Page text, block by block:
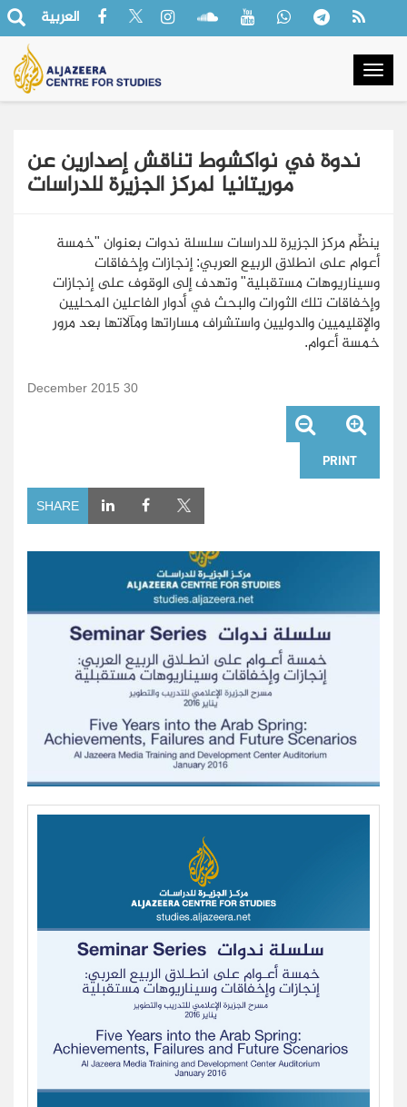
العربية
ندوة في نواكشوط تناقش إصدارين عن
موريتانيا لمركز الجزيرة للدراسات
ينظِّم مركز الجزيرة للدراسات سلسلة ندوات بعنوان "خمسة
أعوام على انطلاق الربيع العربي: إنجازات وإخفاقات
وسيناريوهات مستقبلية" وتهدف إلى الوقوف على إنجازات
وإخفاقات تلك الثورات والبحث في أدوار الفاعلين المحليين
والإقليميين والدوليين واستشراف مساراتها ومآلاتها بعد مرور
خمسة أعوام.
30 December 2015
PRINT
SHARE